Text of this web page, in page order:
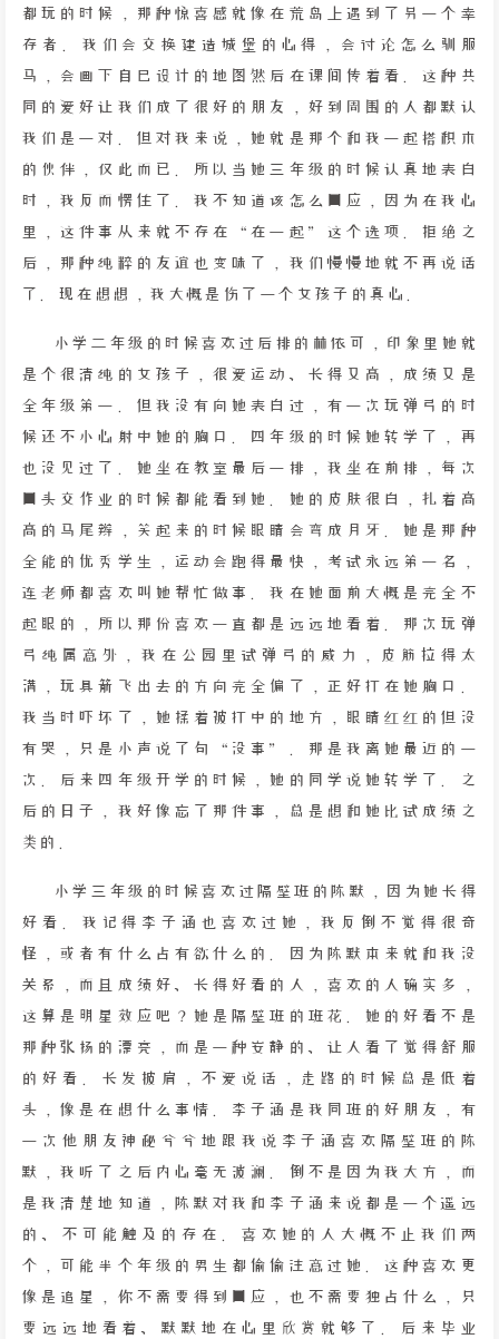
都玩的时候，那种惊喜感就像在荒岛上遇到了另一个幸
存者。我们会交换建造城堡的心得，会讨论怎么驯服
马，会画下自己设计的地图然后在课间传着看。这种共
同的爱好让我们成了很好的朋友，好到周围的人都默认
我们是一对。但对我来说，她就是那个和我一起搭积木
的伙伴，仅此而已。所以当她三年级的时候认真地表白
时，我反而愣住了。我不知道该怎么回应，因为在我心
里，这件事从来就不存在“在一起”这个选项。拒绝之
后，那种纯粹的友谊也变味了，我们慢慢地就不再说话
了。现在想想，我大概是伤了一个女孩子的真心。
小学二年级的时候喜欢过后排的林依可，印象里她就
是个很清纯的女孩子，很爱运动、长得又高，成绩又是
全年级第一。但我没有向她表白过，有一次玩弹弓的时
候还不小心射中她的胸口。四年级的时候她转学了，再
也没见过了。她坐在教室最后一排，我坐在前排，每次
回头交作业的时候都能看到她。她的皮肤很白，扎着高
高的马尾辫，笑起来的时候眼睛会弯成月牙。她是那种
全能的优秀学生，运动会跑得最快，考试永远第一名，
连老师都喜欢叫她帮忙做事。我在她面前大概是完全不
起眼的，所以那份喜欢一直都是远远地看着。那次玩弹
弓纯属意外，我在公园里试弹弓的威力，皮筋拉得太
满，玩具箭飞出去的方向完全偏了，正好打在她胸口。
我当时吓坏了，她揉着被打中的地方，眼睛红红的但没
有哭，只是小声说了句“没事”。那是我离她最近的一
次。后来四年级开学的时候，她的同学说她转学了。之
后的日子，我好像忘了那件事，总是想和她比试成绩之
类的。
小学三年级的时候喜欢过隔壁班的陈默，因为她长得
好看。我记得李子涵也喜欢过她，我反倒不觉得很奇
怪，或者有什么占有欲什么的。因为陈默本来就和我没
关系，而且成绩好、长得好看的人，喜欢的人确实多，
这算是明星效应吧？她是隔壁班的班花。她的好看不是
那种张扬的漂亮，而是一种安静的、让人看了觉得舒服
的好看。长发披肩，不爱说话，走路的时候总是低着
头，像是在想什么事情。李子涵是我同班的好朋友，有
一次他朋友神秘兮兮地跟我说李子涵喜欢隔壁班的陈
默，我听了之后内心毫无波澜。倒不是因为我大方，而
是我清楚地知道，陈默对我和李子涵来说都是一个遥远
的、不可能触及的存在。喜欢她的人大概不止我们两
个，可能半个年级的男生都偷偷注意过她。这种喜欢更
像是追星，你不需要得到回应，也不需要独占什么，只
要远远地看着、默默地在心里欣赏就够了。后来毕业